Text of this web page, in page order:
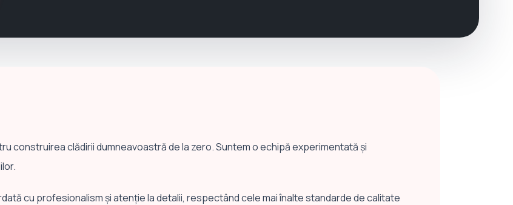
construirea clădirii dumneavoastră de la zero. Suntem o echipă experimentată și
cu profesionalism și atenție la detalii, respectând cele mai înalte standarde de calitate